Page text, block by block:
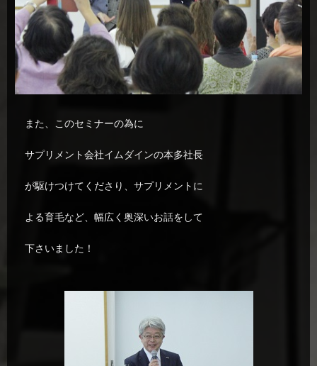
また、このセミナーの為に
サプリメント会社イムダインの本多社長
が駆けつけてくださり、サプリメントに
よる育毛など、幅広く奥深いお話をして
下さいました！